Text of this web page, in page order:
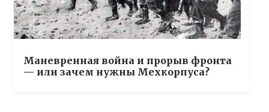
Маневренная война и прорыв фронта
— или зачем нужны Мехкорпуса?